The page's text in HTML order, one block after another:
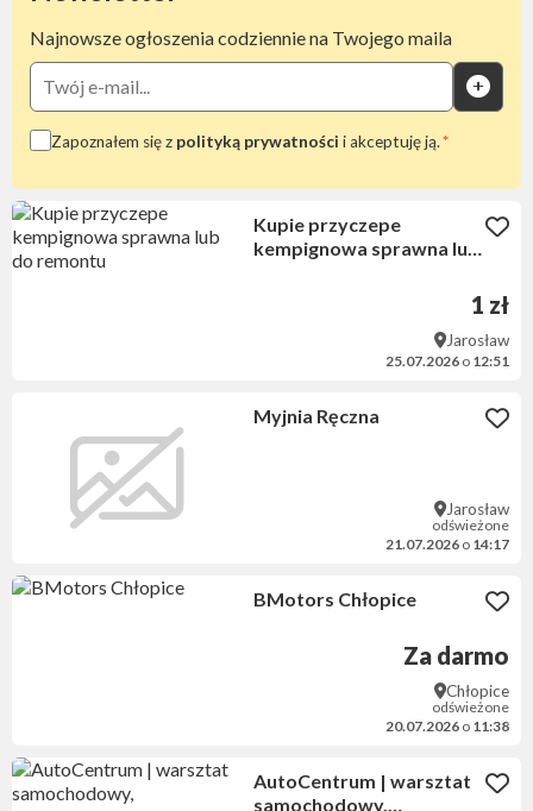
Najnowsze ogłoszenia codziennie na Twojego maila
Zapoznałem się z polityką prywatności i akceptuję ją.
Kupie przyczepe
kempignowa sprawna lub
1 zł
Jarosław
25.07.2026 o 12:51
Myjnia Ręczna
Jarosław
odświeżone
21.07.2026 o 14:17
BMotors Chłopice
Za darmo
Chłopice
odświeżone
20.07.2026 o 11:38
AutoCentrum | warsztat
samochodowy,